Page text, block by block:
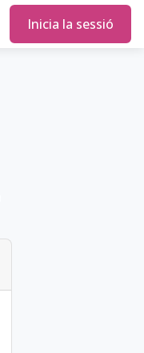
Inicia la sessió